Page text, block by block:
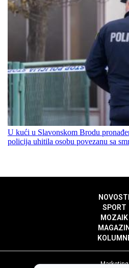
U kući u Slavonskom Brodu
policija uhitila osobu povezanu sa
NOVOSTI
SPORT
MOZAIK
MAGAZIN
Marketing